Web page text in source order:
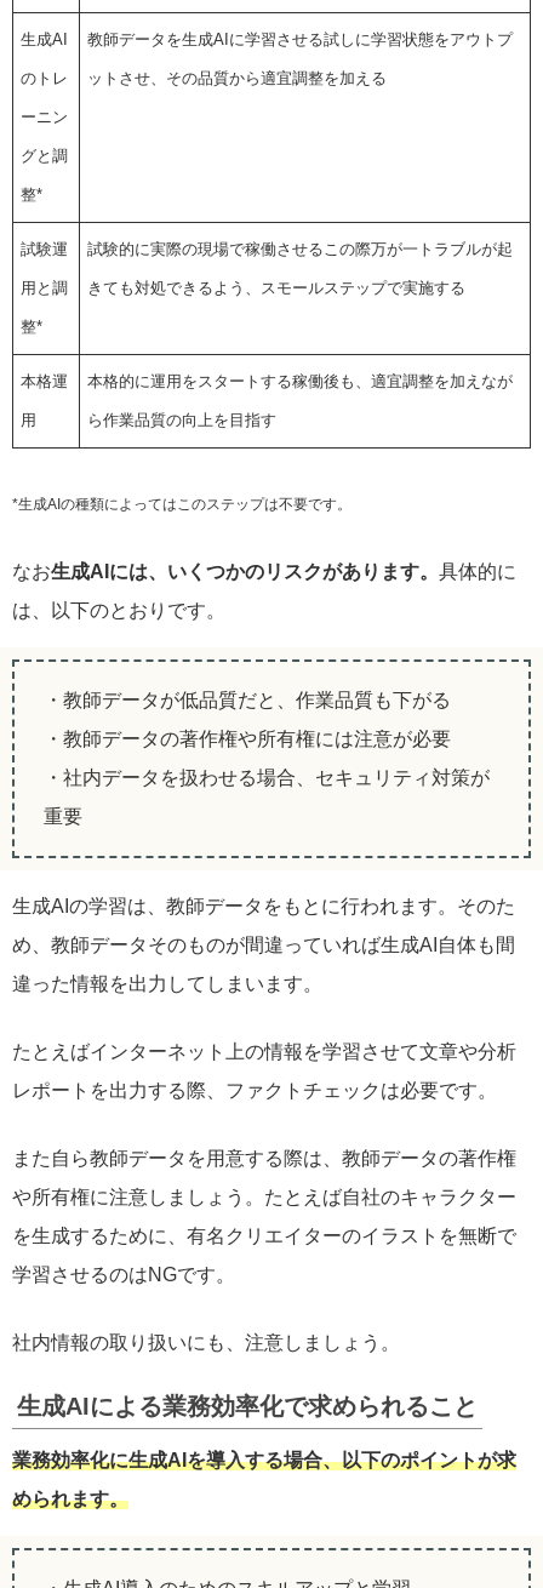
生成AI
のトレ
ーニン
グと調
整*
教師データを生成AIに学習させる試しに学習状態をアウトプ
ットさせ、その品質から適宜調整を加える
試験運
用と調
整*
試験的に実際の現場で稼働させるこの際万が一トラブルが起
きても対処できるよう、スモールステップで実施する
本格運
用
本格的に運用をスタートする稼働後も、適宜調整を加えなが
ら作業品質の向上を目指す
*生成AIの種類によってはこのステップは不要です。
なお生成AIには、いくつかのリスクがあります。 具体的に
は、以下のとおりです。
・教師データが低品質だと、作業品質も下がる
・教師データの著作権や所有権には注意が必要
・社内データを扱わせる場合、セキュリティ対策が
重要
生成AIの学習は、教師データをもとに行われます。そのた
め、教師データそのものが間違っていれば生成AI自体も間
違った情報を出力してしまいます。
たとえばインターネット上の情報を学習させて文章や分析
レポートを出力する際、ファクトチェックは必要です。
また自ら教師データを用意する際は、教師データの著作権
や所有権に注意しましょう。たとえば自社のキャラクター
を生成するために、有名クリエイターのイラストを無断で
学習させるのはNGです。
社内情報の取り扱いにも、注意しましょう。
生成AIによる業務効率化で求められること
業務効率化に生成AIを導入する場合、以下のポイントが求
められます。